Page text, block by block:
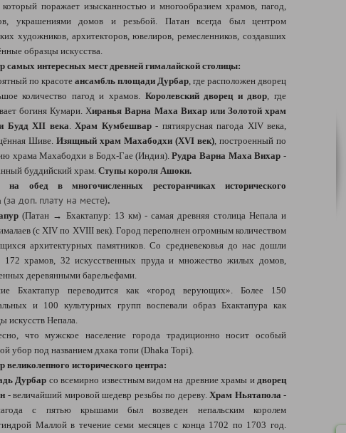
который поражает изысканностью и многообразием храмов, пагод,
украшениями домов и резьбой. Патан всегда был центром
художников, архитекторов, ювелиров, ремесленников, создавших
образцы искусства.
самых интересных мест древней гималайской столицы:
по красотеансамбль площади Дурбар , где расположен дворец
количество пагод и храмов. Королевский дворец и двор , где
богиня Кумари. Хиранья Варна Маха Вихар или Золотой храм
Будд XII века Храм Кумбешвар - пятиярусная пагода XIV века,
Шиве. Изящный храм Махабодхи (XVI век) , построенный по
храма Махабодхи в Бодх-Гае (Индия).Рудра Варна Маха Вихар -
буддийский храм. Ступы короля Ашоки.
на обед в многочисленных ресторанчиках исторического
(за доп. плату на месте).
(Патан → Бхактапур: 13 км) - самая древняя столица Непала и
(с XIV по XVIII век). Город переполнен огромным количеством
архитектурных памятников. Со средневековья до нас дошли
172 храмов, 32 искусственных пруда и множество жилых домов,
деревянными барельефами.
Бхактапур переводится как «город верующих». Более 150
и 100 культурных групп воспевали образ Бхактапура как
искусств Непала.
что мужское население города традиционно носит особый
убор под названием дхака топи (Dhaka Topi).
великолепного исторического центра:
Дурбар со всемирно известным видом на древние храмы и дворец
- величайший мировой шедевр резьбы по дереву.Храм Ньятапола -
с пятью крышами был возведен непальским королем
Маллой в течение семи месяцев с конца 1702 по 1703 год.